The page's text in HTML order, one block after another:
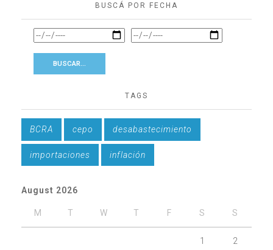
BUSCÁ POR FECHA
TAGS
BCRA cepo desabastecimiento
importaciones inflación
August 2026
M T W T F S S
1 2